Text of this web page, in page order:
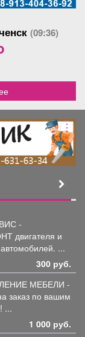
(09:36)
-
двигателя и
автомобилей. ...
300 руб.
МЕБЕЛИ -
заказ по вашим
...
1 000 руб.